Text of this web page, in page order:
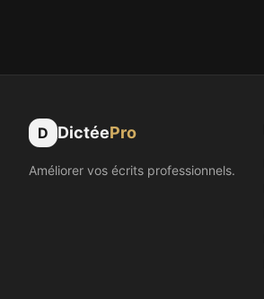
D DictéePro
Améliorer vos écrits professionnels.